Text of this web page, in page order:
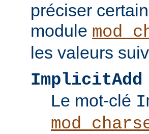
préciser
module
les valeurs
Le mot-clé